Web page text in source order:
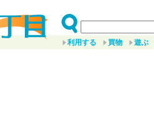
利用する 買物 遊ぶ